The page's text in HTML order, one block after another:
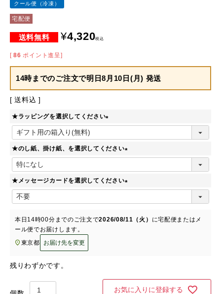
クール便（冷凍）
宅配便
¥4,320税込
[ 86 ポイント進呈]
14時までのご注文で明日8月10日(月) 発送
送料込
★ラッピングを選択してください
必
須
)
★のし紙、掛け紙、を選択してください
必
須
)
★メッセージカードを選択してください
必
)
本日 14時00分 までのご注文で2026/08/11（火） に宅配便またはメ
ール便でお届けします。
東京都
お届け先を変更
残りわずかです。
お気に入りに登録する